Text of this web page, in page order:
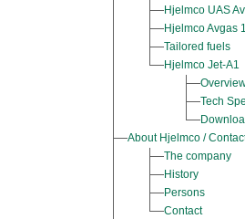
Hjelmco UAS
Hjelmco Avgas
Tailored fuels
Hjelmco Jet-A1
Tech
About Hjelmco /
The company
History
Persons
Contact